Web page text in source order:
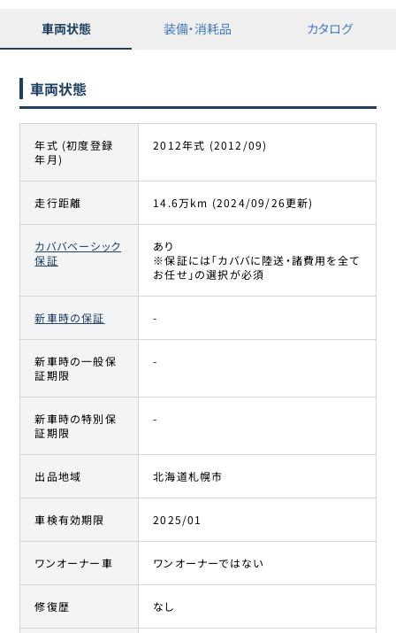
車両状態 装備・消耗品 カタログ
車両状態
年式 (初度登録
年月)
2012年式 (2012/09)
走行距離 14.6万km (2024/09/26更新)
カババベーシック
保証
あり
※保証には「カババに陸送・諸費用を全て
お任せ」の選択が必須
新車時の保証 -
新車時の一般保
証期限
-
新車時の特別保
証期限
-
出品地域 北海道札幌市
車検有効期限 2025/01
ワンオーナー車 ワンオーナーではない
修復歴 なし